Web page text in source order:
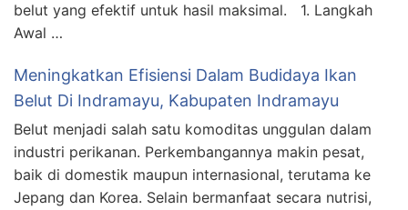
belut yang efektif untuk hasil maksimal. 1. Langkah
Awal …
Meningkatkan Efisiensi Dalam Budidaya Ikan
Belut Di Indramayu, Kabupaten Indramayu
Belut menjadi salah satu komoditas unggulan dalam
industri perikanan. Perkembangannya makin pesat,
baik di domestik maupun internasional, terutama ke
Jepang dan Korea. Selain bermanfaat secara nutrisi,